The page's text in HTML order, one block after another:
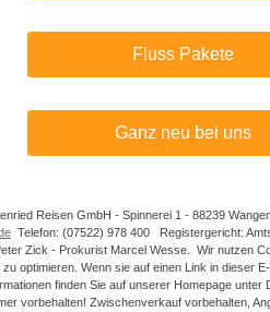
Fluss Pakete
Ganz neu bei uns
Reisen GmbH - Spinnerei 1 - 88239
Telefon: (07522) 978 400 Registergericht:
Zick - Prokurist Marcel Wesse. Wir nutzen
optimieren. Wenn sie auf einen Link in dieser
finden Sie auf unserer Homepage
vorbehalten! Zwischenverkauf vorbehalten,